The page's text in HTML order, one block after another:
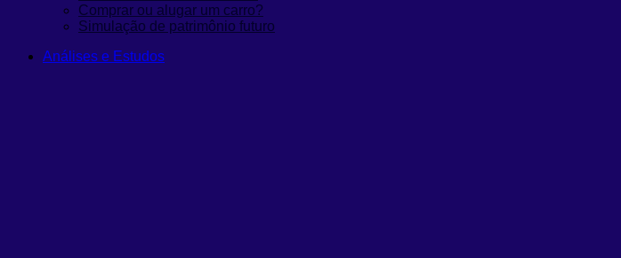
Comprar ou alugar um carro?
Simulação de patrimônio futuro
Análises e Estudos